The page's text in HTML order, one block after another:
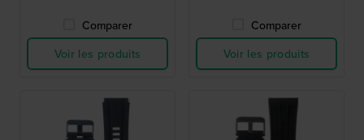
Comparer
Voir les produits
Comparer
Voir les produits